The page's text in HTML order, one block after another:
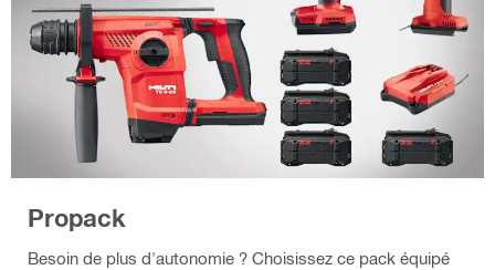
Propack
Besoin de plus d'autonomie ? Choisissez ce pack équipé